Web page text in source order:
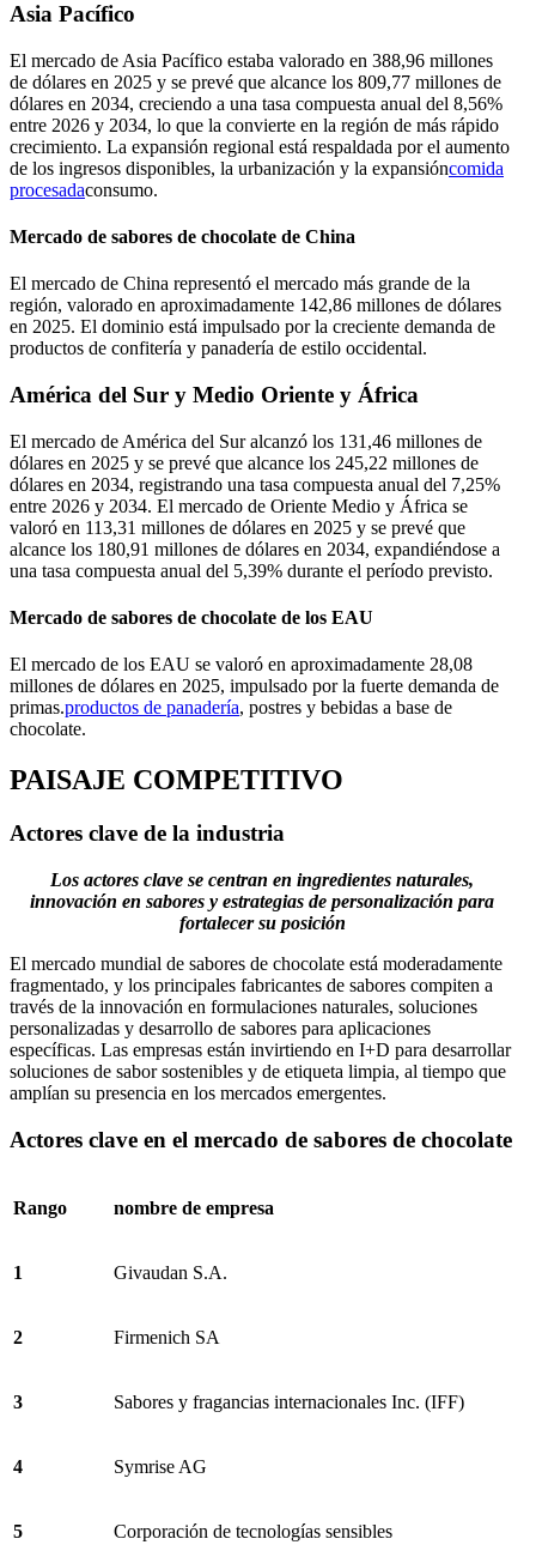
Asia Pacífico
El mercado de Asia Pacífico estaba valorado en 388,96 millones
de dólares en 2025 y se prevé que alcance los 809,77 millones de
dólares en 2034, creciendo a una tasa compuesta anual del 8,56%
entre 2026 y 2034, lo que la convierte en la región de más rápido
crecimiento. La expansión regional está respaldada por el aumento
de los ingresos disponibles, la urbanización y la expansióncomida
procesadaconsumo.
Mercado de sabores de chocolate de China
El mercado de China representó el mercado más grande de la
región, valorado en aproximadamente 142,86 millones de dólares
en 2025. El dominio está impulsado por la creciente demanda de
productos de confitería y panadería de estilo occidental.
América del Sur y Medio Oriente y África
El mercado de América del Sur alcanzó los 131,46 millones de
dólares en 2025 y se prevé que alcance los 245,22 millones de
dólares en 2034, registrando una tasa compuesta anual del 7,25%
entre 2026 y 2034. El mercado de Oriente Medio y África se
valoró en 113,31 millones de dólares en 2025 y se prevé que
alcance los 180,91 millones de dólares en 2034, expandiéndose a
una tasa compuesta anual del 5,39% durante el período previsto.
Mercado de sabores de chocolate de los EAU
El mercado de los EAU se valoró en aproximadamente 28,08
millones de dólares en 2025, impulsado por la fuerte demanda de
primas.productos de panadería, postres y bebidas a base de
chocolate.
PAISAJE COMPETITIVO
Actores clave de la industria
Los actores clave se centran en ingredientes naturales,
innovación en sabores y estrategias de personalización para
fortalecer su posición
El mercado mundial de sabores de chocolate está moderadamente
fragmentado, y los principales fabricantes de sabores compiten a
través de la innovación en formulaciones naturales, soluciones
personalizadas y desarrollo de sabores para aplicaciones
específicas. Las empresas están invirtiendo en I+D para desarrollar
soluciones de sabor sostenibles y de etiqueta limpia, al tiempo que
amplían su presencia en los mercados emergentes.
Actores clave en el mercado de sabores de chocolate
Rango nombre de empresa
1 Givaudan S.A.
2 Firmenich SA
3 Sabores y fragancias internacionales Inc. (IFF)
4 Symrise AG
5 Corporación de tecnologías sensibles